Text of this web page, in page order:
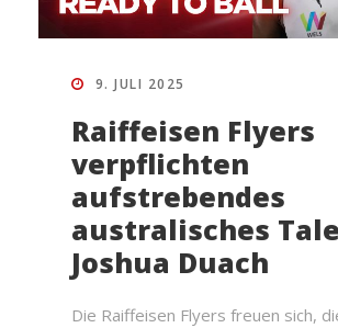
9. JULI 2025
Raiffeisen Flyers
verpflichten
aufstrebendes
australisches
Joshua Duach
Die Raiffeisen Flyers freuen sich,